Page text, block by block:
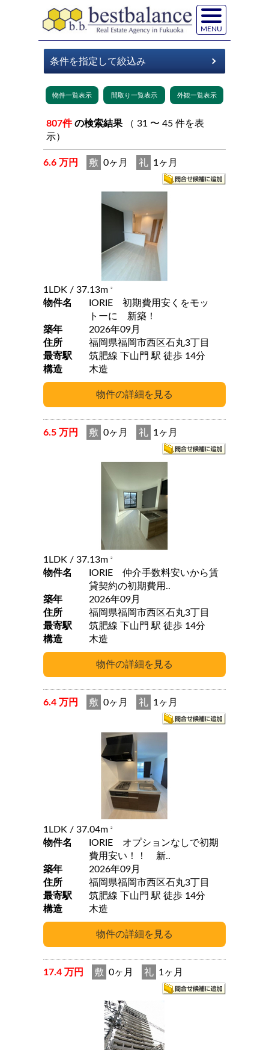
MENU
807件 の検索結果
示）
6.6 万円 敷 0ヶ月 礼 1ヶ月
1LDK / 37.13m 2
物件名
IORIE 初期費用安くをモッ
トーに 新築！
築年
2026年09月
住所
福岡県福岡市西区石丸3丁目
最寄駅
筑肥線 下山門 駅 徒歩 14分
構造
木造
6.5 万円 敷 0ヶ月 礼 1ヶ月
1LDK / 37.13m 2
物件名
IORIE 仲介手数料安いから賃
貸契約の初期費用..
築年
2026年09月
住所
福岡県福岡市西区石丸3丁目
最寄駅
筑肥線 下山門 駅 徒歩 14分
構造
木造
6.4 万円 敷 0ヶ月 礼 1ヶ月
1LDK / 37.04m 2
物件名
IORIE オプションなしで初期
費用安い！！ 新..
築年
2026年09月
住所
福岡県福岡市西区石丸3丁目
最寄駅
筑肥線 下山門 駅 徒歩 14分
構造
木造
17.4 万円 敷 0ヶ月 礼 1ヶ月